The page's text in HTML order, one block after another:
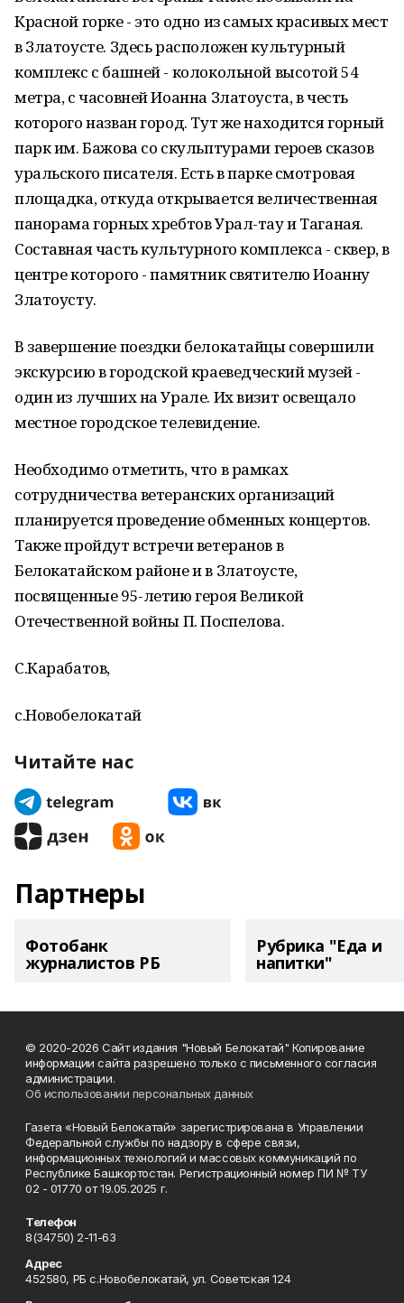
Красной горке - это одно из самых красивых мест
в Златоусте. Здесь расположен культурный
комплекс с башней - колокольной высотой 54
метра, с часовней Иоанна Златоуста, в честь
которого назван город. Тут же находится горный
парк им. Бажова со скульптурами героев сказов
уральского писателя. Есть в парке смотровая
площадка, откуда открывается величественная
панорама горных хребтов Урал-тау и Таганая.
Составная часть культурного комплекса - сквер, в
центре которого - памятник святителю Иоанну
Златоусту.
В завершение поездки белокатайцы совершили
экскурсию в городской краеведческий музей -
один из лучших на Урале. Их визит освещало
местное городское телевидение.
Необходимо отметить, что в рамках
сотрудничества ветеранских организаций
планируется проведение обменных концертов.
Также пройдут встречи ветеранов в
Белокатайском районе и в Златоусте,
посвященные 95-летию героя Великой
Отечественной войны П. Поспелова.
С.Карабатов,
с.Новобелокатай
Читайте нас
Партнеры
Фотобанк
журналистов РБ
Рубрика "Еда и
напитки"
© 2020-2026 Сайт издания "Новый Белокатай" Копирование
информации сайта разрешено только с письменного согласия
администрации.
Об использовании персональных данных
Газета «Новый Белокатай» зарегистрирована в Управлении
Федеральной службы по надзору в сфере связи,
информационных технологий и массовых коммуникаций по
Республике Башкортостан. Регистрационный номер ПИ № ТУ
02 - 01770 от 19.05.2025 г.
Телефон
8(34750) 2-11-63
Адрес
452580, РБ с.Новобелокатай, ул. Советская 124